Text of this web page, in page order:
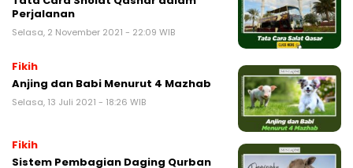
Perjalanan
Selasa, 2 November 2021 - 22:09 WIB
Fikih
Anjing dan Babi Menurut 4 Mazhab
Selasa, 13 Juli 2021 - 18:26 WIB
Fikih
Sistem Pembagian Daging Qurban